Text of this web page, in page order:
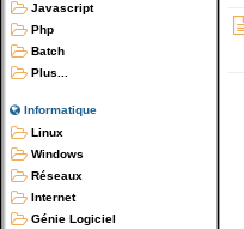
Javascript
Php
Batch
Plus...
Informatique
Linux
Windows
Réseaux
Internet
Génie Logiciel